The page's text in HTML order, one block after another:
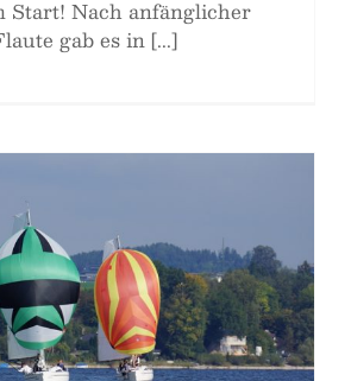
Start! Nach anfänglicher
gab es in [...]